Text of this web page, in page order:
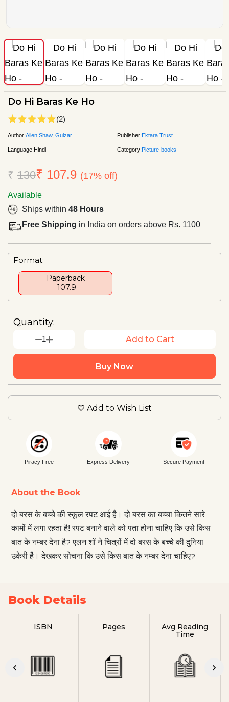
Do Hi Baras Ke Ho
(2)
Author:Allen Shaw, Gulzar Publisher:Ektara Trust
Language:Hindi Category:Picture-books
₹ 130₹ 107.9 (17% off)
Available
Ships within 48 Hours
Free Shipping in India on orders above Rs. 1100
Format:
Paperback
₹ 107.9
Quantity:
1 Add to Cart
Buy Now
Add to Wish List
Piracy Free Express Delivery Secure Payment
About the Book
दो बरस के बच्‍चे की स्‍कूल रपट आई है। दो बरस का बच्‍चा कितने सारे
कामों में लगा रहता है! रपट बनाने वाले को पता होना चाहिए कि उसे किस
बात के नम्‍बर देना हैॽ एलन शॉ ने चित्रों में दो बरस के बच्‍चे की दुनिया
उकेरी है। देखकर सोचना कि उसे किस बात के नम्‍बर देना चाहिएॽ
Book Details
ISBN Pages
Avg Reading
Time